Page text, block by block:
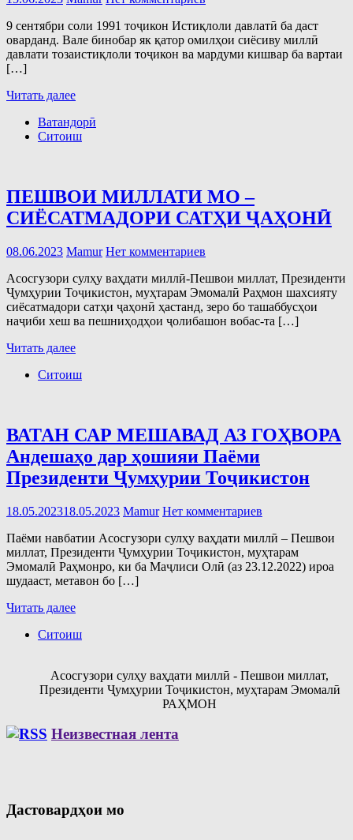
9 сентябри соли 1991 тоҷикон Истиқлоли давлатӣ ба даст
оварданд. Вале бинобар як қатор омилҳои сиёсиву миллӣ
давлати тозаистиқлоли тоҷикон ва мардуми кишвар ба вартаи
[…]
Читать далее
Ватандорӣ
Ситоиш
ПЕШВОИ МИЛЛАТИ МО –
СИЁСАТМАДОРИ САТҲИ ҶАҲОНӢ
08.06.2023 Mamur Нет комментариев
Асосгузори сулҳу ваҳдати миллӣ-Пешвои миллат, Президенти
Ҷумҳурии Тоҷикистон, муҳтарам Эмомалӣ Раҳмон шахсияту
сиёсатмадори сатҳи ҷаҳонӣ ҳастанд, зеро бо ташаббусҳои
наҷиби хеш ва пешниҳодҳои ҷолибашон вобас-та […]
Читать далее
Ситоиш
ВАТАН САР МЕШАВАД АЗ ГОҲВОРА
Андешаҳо дар ҳошияи Паёми
Президенти Ҷумҳурии Тоҷикистон
18.05.202318.05.2023 Mamur Нет комментариев
Паёми навбатии Асосгузори сулҳу ваҳдати миллӣ – Пешвои
миллат, Президенти Ҷумҳурии Тоҷикистон, муҳтарам
Эмомалӣ Раҳмонро, ки ба Маҷлиси Олӣ (аз 23.12.2022) ироа
шудааст, метавон бо […]
Читать далее
Ситоиш
Асосгузори сулҳу ваҳдати миллӣ - Пешвои миллат,
Президенти Ҷумҳурии Тоҷикистон, муҳтарам Эмомалӣ
РАҲМОН
Неизвестная лента
Дастовардҳои мо